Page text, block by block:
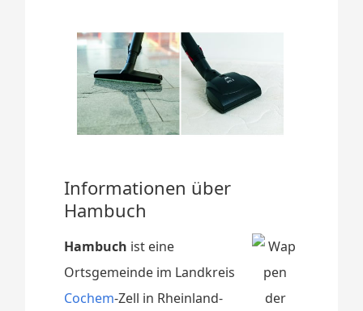
Informationen über
Hambuch
Hambuch ist eine
Ortsgemeinde im Landkreis
Cochem-Zell in Rheinland-